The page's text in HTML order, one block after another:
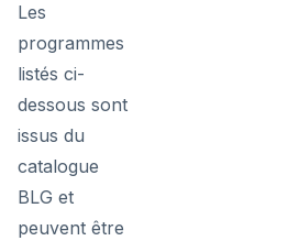
Les
programmes
listés ci-
dessous sont
issus du
catalogue
BLG et
peuvent être